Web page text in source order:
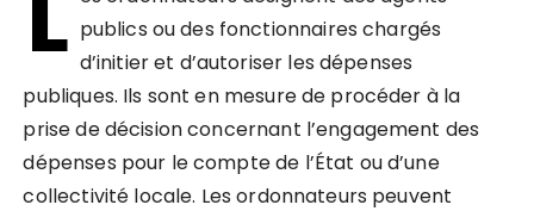
publics ou des fonctionnaires chargés
d’initier et d’autoriser les dépenses
publiques. Ils sont en mesure de procéder à la
prise de décision concernant l’engagement des
dépenses pour le compte de l’État ou d’une
collectivité locale. Les ordonnateurs peuvent